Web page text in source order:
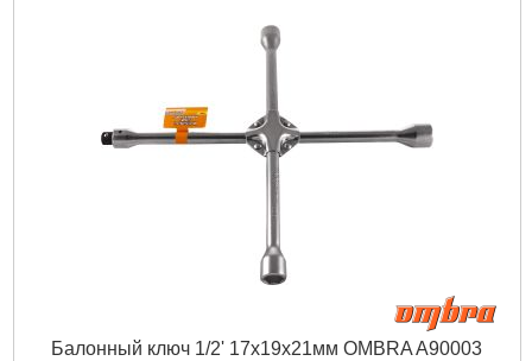
Балонный ключ 1/2' 17х19х21мм OMBRA A90003